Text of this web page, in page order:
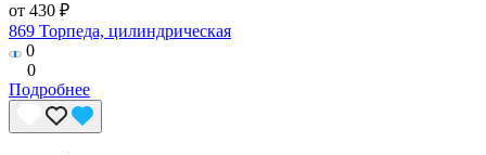
от 430 ₽
869 Торпеда, цилиндрическая
0
0
Подробнее